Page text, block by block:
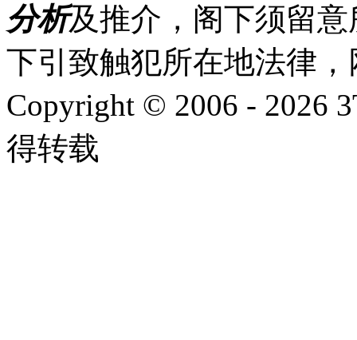
分析及推介，阁下须留
下引致触犯所在地法律
Copyright © 2006 - 2026
得转载